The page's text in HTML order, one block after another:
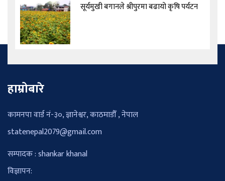
सूर्यमुखी बगानले श्रीपुरमा बढायो कृषि पर्यटन
हाम्रोबारे
कामनपा वार्ड नं-३०, ज्ञानेश्वर, काठमाडौँ , नेपाल
statenepal2079@gmail.com
सम्पादक : shankar khanal
विज्ञापन: